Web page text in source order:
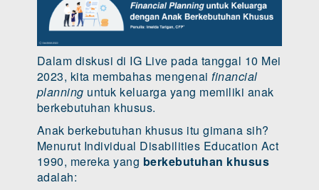
Dalam diskusi di IG Live pada tanggal 10 Mei
2023, kita membahas mengenaifinancial
planning untuk keluarga yang memiliki anak
berkebutuhan khusus.
Anak berkebutuhan khusus itu gimana sih?
Menurut Individual Disabilities Education Act
1990, mereka yang berkebutuhan khusus
adalah: